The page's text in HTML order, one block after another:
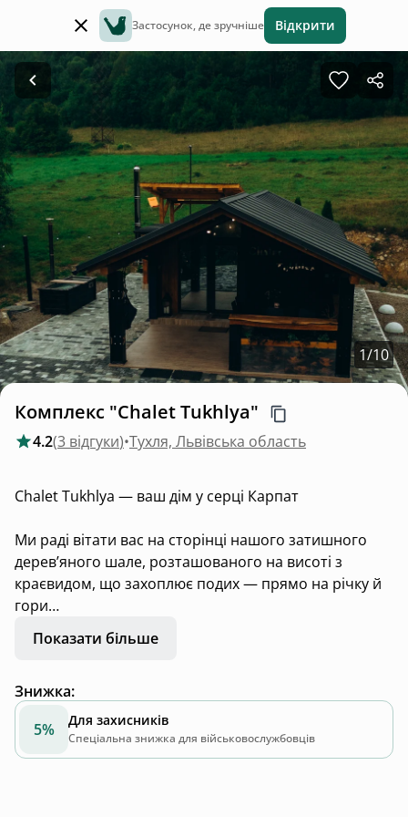
Застосунок, де зручніше Відкрити
1/10
Комплекс "Chalet Tukhlya"
4.2(3 відгуки)•Тухля, Львівська область
Chalet Tukhlya — ваш дім у серці Карпат
Ми раді вітати вас на сторінці нашого затишного
дерев’яного шале, розташованого на висоті з
краєвидом, що захоплює подих — прямо на річку й
гори
Це місце створене для тих, хто хоче втекти від шуму,
Ідеально підійде для:
Сімейного відпочинку (2 дорослих + 2 діток)
Романтичного вікенду
Тихого усамітнення з книжкою
Показати більше
Знижка:
5%
Для захисників
Спеціальна знижка для військовослужбовців